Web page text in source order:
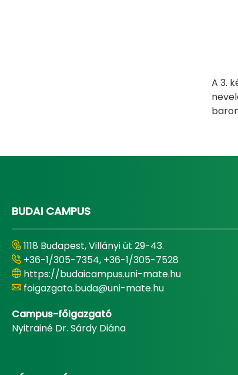
A 3.
BUDAI CAMPUS
1118 Budapest, Villányi út 29-43.
+36-1/305-7354, +36-1/305-7528
https://budaicampus.uni-mate.hu
foigazgato.buda@uni-mate.hu
Campus-főigazgató
Nyitrainé Dr. Sárdy Diána